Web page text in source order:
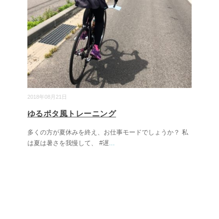
2018年08月21日
ゆるポタ風トレーニング
多くの方が夏休みを終え、お仕事モードでしょうか？ 私
は夏は暑さを我慢して、 #遅...